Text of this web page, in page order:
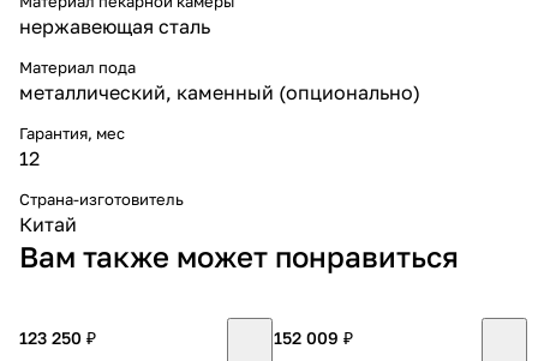
нержавеющая сталь
Материал пода
металлический, каменный (опционально)
Гарантия, мес
12
Страна-изготовитель
Китай
Вам также может понравиться
123 250 ₽
152 009 ₽